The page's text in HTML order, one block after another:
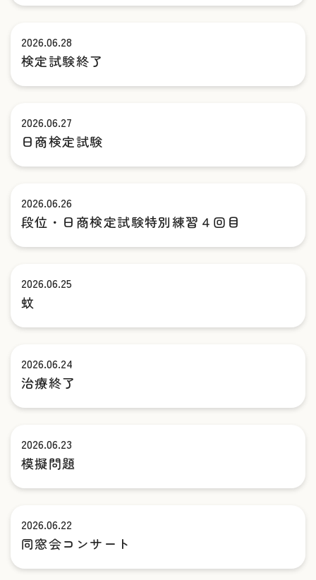
2026.06.28
検定試験終了
2026.06.27
日商検定試験
2026.06.26
段位・日商検定試験特別練習４回目
2026.06.25
蚊
2026.06.24
治療終了
2026.06.23
模擬問題
2026.06.22
同窓会コンサート